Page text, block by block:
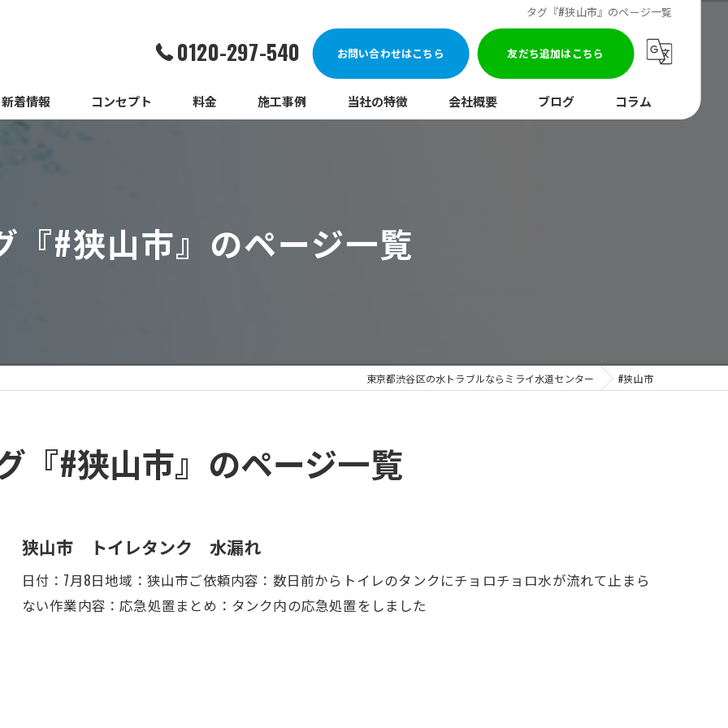
タグ『#狭山市』のページ一覧
0120-297-540 お問い合わせはこちら 友だち追加はこちら
新着情報 コンセプト 料金 施工事例 当社の特徴 会社概要 ブログ コラム
『#狭山市』のページ一覧
東京都渋谷区の水トラブルならミライ水道センター #狭山市
『#狭山市』のページ一覧
狭山市 トイレタンク 水漏れ
日付：7月8日地域：狭山市ご依頼内容：数日前からトイレのタンクにチョロチョロ水が流れて止まら
ない作業内容：応急処置まとめ：タンク内の応急処置をしました